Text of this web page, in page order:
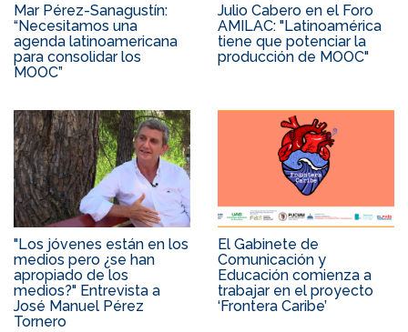
Mar Pérez-Sanagustín:
“Necesitamos una
agenda latinoamericana
para consolidar los
MOOC”
Julio Cabero en el Foro
AMILAC: "Latinoamérica
tiene que potenciar la
producción de MOOC"
"Los jóvenes están en los
medios pero ¿se han
apropiado de los
medios?" Entrevista a
José Manuel Pérez
Tornero
El Gabinete de
Comunicación y
Educación comienza a
trabajar en el proyecto
‘Frontera Caribe’